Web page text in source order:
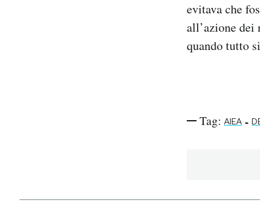
evitava che
all’azione dei
quando tutto
Tag: AIEA -